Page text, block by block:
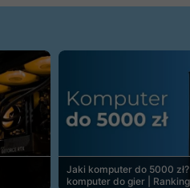
Jaki komputer do 5000
komputer do gier |